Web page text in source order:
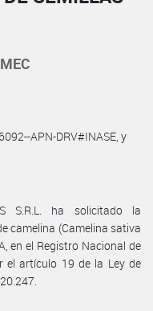
APN-DRV#INASE, y
S.R.L. ha solicitado la
camelina (Camelina sativa
en el Registro Nacional de
el artículo 19 de la Ley de